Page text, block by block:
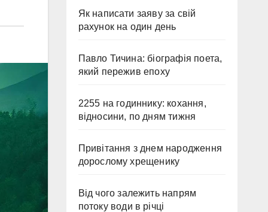
Як написати заяву за свій
рахунок на один день
Павло Тичина: біографія поета,
який пережив епоху
2255 на годиннику: кохання,
відносини, по дням тижня
Привітання з днем народження
дорослому хрещенику
Від чого залежить напрям
потоку води в річці